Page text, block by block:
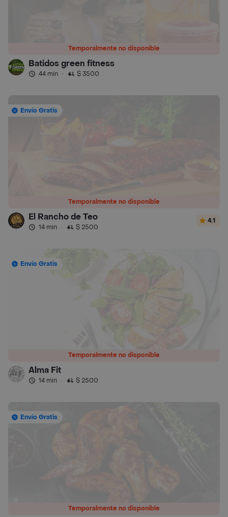
Temporalmente no disponible
Batidos green fitness
44 min · $ 3500
Temporalmente no disponible
Envío Gratis
El Rancho de Teo
14 min · $ 2500
4.1
Temporalmente no disponible
Envío Gratis
Alma Fit
14 min · $ 2500
Temporalmente no disponible
Envío Gratis